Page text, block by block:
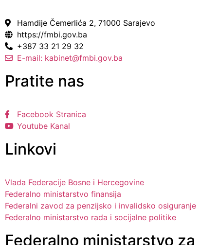
Hamdije Čemerlića 2, 71000 Sarajevo
https://fmbi.gov.ba
+387 33 21 29 32
E-mail: kabinet@fmbi.gov.ba
Pratite nas
Facebook Stranica
Youtube Kanal
Linkovi
Vlada Federacije Bosne i Hercegovine
Federalno ministarstvo finansija
Federalni zavod za penzijsko i invalidsko osiguranje
Federalno ministarstvo rada i socijalne politike
Federalno ministarstvo za